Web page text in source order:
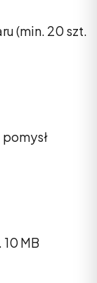
(min. 20 szt.
MB